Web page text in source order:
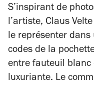
S’inspirant de
l’artiste, Claus
le représenter
codes de la
entre fauteuil blanc
luxuriante. Le